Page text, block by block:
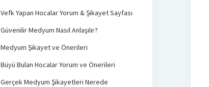
Vefk Yapan Hocalar Yorum & Şikayet Sayfası
Güvenilir Medyum Nasıl Anlaşılır?
Medyum Şikayet ve Önerileri
Büyü Bulan Hocalar Yorum ve Önerileri
Gerçek Medyum Şikayetleri Nerede